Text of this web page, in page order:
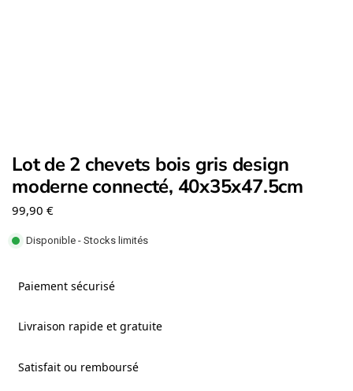
Lot de 2 chevets bois gris design
moderne connecté, 40x35x47.5cm
99,90 €
Disponible - Stocks limités
Paiement sécurisé
Livraison rapide et gratuite
Satisfait ou remboursé